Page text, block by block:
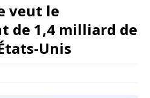
veut le
de 1,4 milliard de
Unis